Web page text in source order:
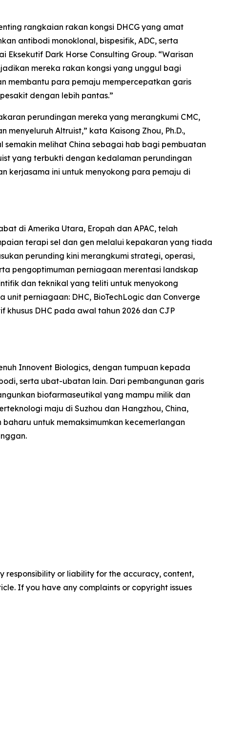
rangkaian rakan kongsi DHCG yang amat
antibodi monoklonal, bispesifik, ADC, serta
Dark Horse Consulting Group. “Warisan
mereka rakan kongsi yang unggul bagi
membantu para pemaju mempercepatkan garis
dengan lebih pantas.”
perundingan mereka yang merangkumi CMC,
Altruist,” kata Kaisong Zhou, Ph.D.,
melihat China sebagai hab bagi pembuatan
yang terbukti dengan kedalaman perundingan
kerjasama ini untuk menyokong para pemaju di
di Amerika Utara, Eropah dan APAC, telah
terapi sel dan gen melalui kepakaran yang tiada
perunding kini merangkumi strategi, operasi,
pengoptimuman perniagaan merentasi landskap
dan teknikal yang teliti untuk menyokong
perniagaan: DHC, BioTechLogic dan Converge
khusus DHC pada awal tahun 2026 dan CJP
Innovent Biologics, dengan tumpuan kepada
serta ubat-ubatan lain. Dari pembangunan garis
biofarmaseutikal yang mampu milik dan
maju di Suzhou dan Hangzhou, China,
untuk memaksimumkan kecemerlangan
responsibility or liability for the accuracy, content,
If you have any complaints or copyright issues